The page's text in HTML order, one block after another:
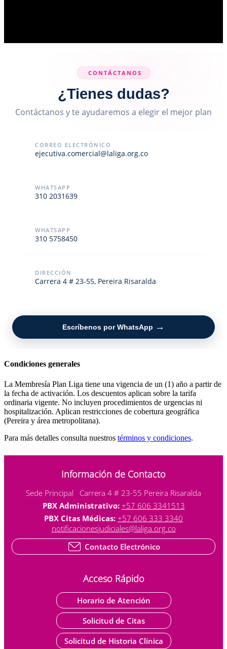
CONTÁCTANOS
¿Tienes dudas?
Contáctanos y te ayudaremos a elegir el mejor plan
CORREO ELECTRÓNICO
ejecutiva.comercial@laliga.org.co
WHATSAPP
310 2031639
WHATSAPP
310 5758450
DIRECCIÓN
Carrera 4 # 23-55, Pereira Risaralda
Escríbenos por WhatsApp →
Condiciones generales
La Membresía Plan Liga tiene una vigencia de un (1) año a partir de
la fecha de activación. Los descuentos aplican sobre la tarifa
ordinaria vigente. No incluyen procedimientos de urgencias ni
hospitalización. Aplican restricciones de cobertura geográfica
(Pereira y área metropolitana).
Para más detalles consulta nuestros términos y condiciones.
Información de Contacto
Sede Principal Carrera 4 # 23-55 Pereira Risaralda
PBX Administrativo: +57 606 3341513
PBX Citas Médicas: +57 606 333 3340
notificacionesjudiciales@laliga.org.co
Contacto Electrónico
Acceso Rápido
Horario de Atención
Solicitud de Citas
Solicitud de Historia Clínica